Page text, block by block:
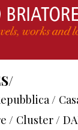
/
/ Cluster /